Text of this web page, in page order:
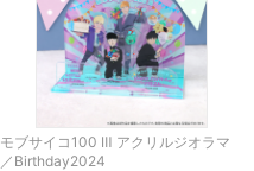
モブサイコ100 Ⅲ アクリルジオラマ
／Birthday2024